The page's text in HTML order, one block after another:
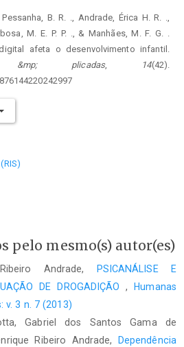
B. R. ., Andrade, Érica H. R. .,
M. E. P. P. ., & Manhães, M. F. G. .
afeta o desenvolvimento infantil.
plicadas, 14(42).
pelo mesmo(s) autor(es)
Andrade,
PSICANÁLISE E
DE DROGADIÇÃO,
Humanas
v. 3 n. 7 (2013)
Gabriel dos Santos Gama de
Ribeiro Andrade,
Dependência